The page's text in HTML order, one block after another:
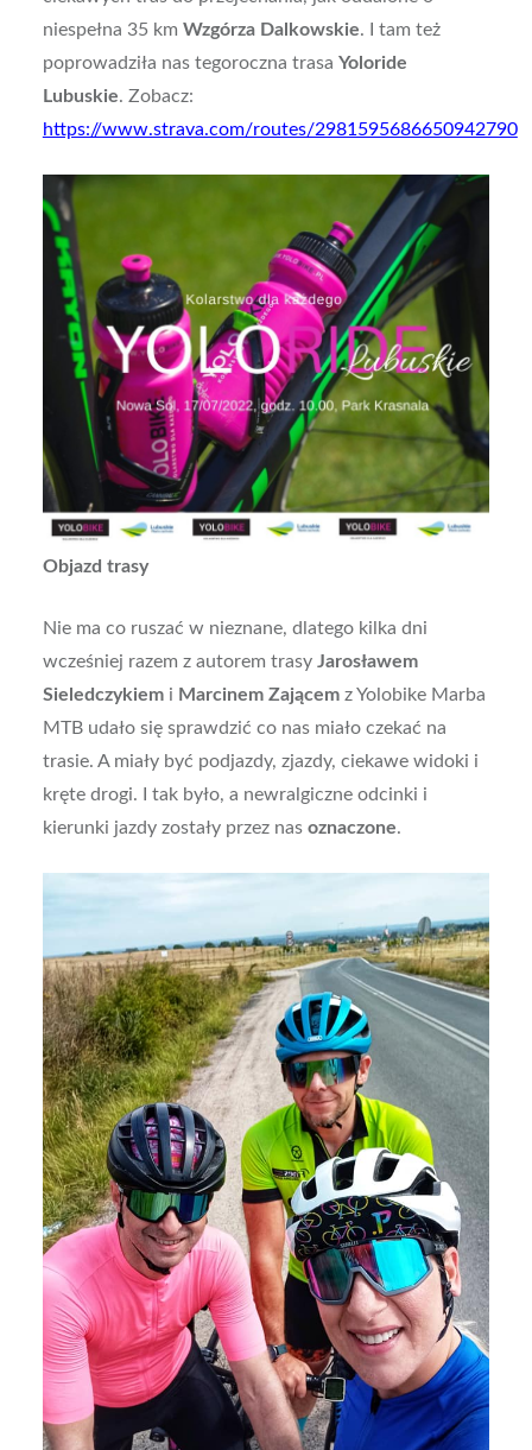
niespełna 35 km Wzgórza Dalkowskie. I tam też
poprowadziła nas tegoroczna trasa Yoloride
Lubuskie. Zobacz:
https://www.strava.com/routes/2981595686650942790
Objazd trasy
Nie ma co ruszać w nieznane, dlatego kilka dni
wcześniej razem z autorem trasy Jarosławem
Sieledczykiemi Marcinem Zającemz Yolobike Marba
MTB udało się sprawdzić co nas miało czekać na
trasie. A miały być podjazdy, zjazdy, ciekawe widoki i
kręte drogi. I tak było, a newralgiczne odcinki i
kierunki jazdy zostały przez nas oznaczone.